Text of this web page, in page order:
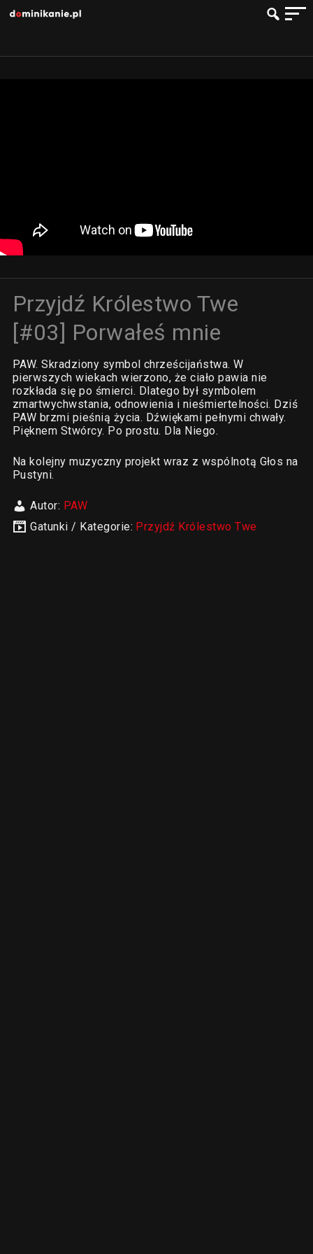
Przyjdź Królestwo Twe
[#03] Porwałeś mnie
PAW. Skradziony symbol chrześcijaństwa. W
pierwszych wiekach wierzono, że ciało pawia nie
rozkłada się po śmierci. Dlatego był symbolem
zmartwychwstania, odnowienia i nieśmiertelności. Dziś
PAW brzmi pieśnią życia. Dźwiękami pełnymi chwały.
Pięknem Stwórcy. Po prostu. Dla Niego.
Na kolejny muzyczny projekt wraz z wspólnotą Głos na
Pustyni.
Autor: PAW
Gatunki / Kategorie: Przyjdź Królestwo Twe